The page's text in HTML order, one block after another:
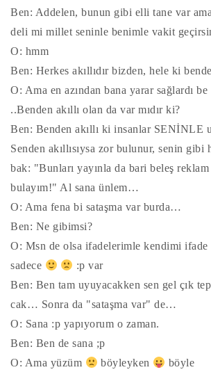
Ben: Addelen, bunun gibi elli tane var
deli mi millet seninle benimle vakit
O: hmm
Ben: Herkes akıllıdır bizden, hele ki
O: Ama en azından bana yarar sağlardı
..Benden akıllı olan da var mıdır ki?
Ben: Benden akıllı ki insanlar SENİNLE
Senden akıllısıysa zor bulunur, senin gibi
bak: "Bunları yayınla da bari beleş
bulayım!" Al sana ünlem…
O: Ama fena bi sataşma var burda…
Ben: Ne gibimsi?
O: Msn de olsa ifadelerimle kendimi
sadece
:p var
Ben: Ben tam uyuyacakken sen gel çık
cak… Sonra da "sataşma var" de…
O: Sana :p yapıyorum o zaman.
Ben: Ben de sana ;p
O: Ama yüzüm
böyleyken
böyle